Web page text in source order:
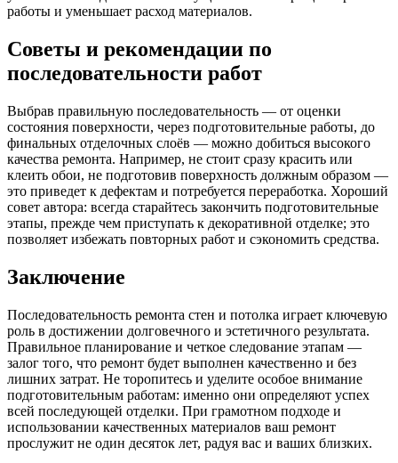
работы и уменьшает расход материалов.
Советы и рекомендации по
последовательности работ
Выбрав правильную последовательность — от оценки
состояния поверхности, через подготовительные работы, до
финальных отделочных слоёв — можно добиться высокого
качества ремонта. Например, не стоит сразу красить или
клеить обои, не подготовив поверхность должным образом —
это приведет к дефектам и потребуется переработка. Хороший
совет автора: всегда старайтесь закончить подготовительные
этапы, прежде чем приступать к декоративной отделке; это
позволяет избежать повторных работ и сэкономить средства.
Заключение
Последовательность ремонта стен и потолка играет ключевую
роль в достижении долговечного и эстетичного результата.
Правильное планирование и четкое следование этапам —
залог того, что ремонт будет выполнен качественно и без
лишних затрат. Не торопитесь и уделите особое внимание
подготовительным работам: именно они определяют успех
всей последующей отделки. При грамотном подходе и
использовании качественных материалов ваш ремонт
прослужит не один десяток лет, радуя вас и ваших близких.